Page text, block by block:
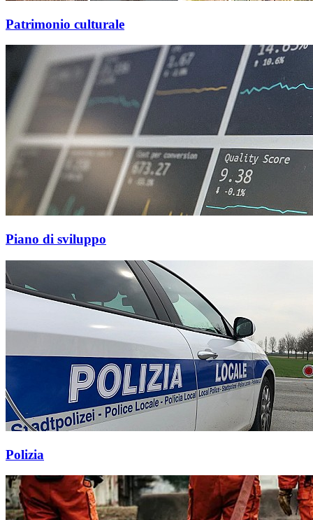
Patrimonio culturale
Piano di sviluppo
Polizia